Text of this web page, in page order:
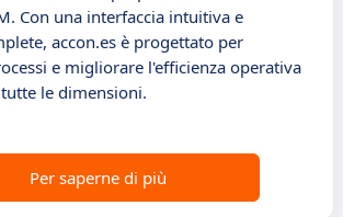
Con una interfaccia intuitiva e
accon.es è progettato per
e migliorare l'efficienza operativa
le dimensioni.
Per saperne di più